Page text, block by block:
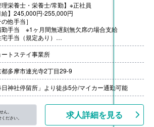
理栄養士・栄養士/常勤】※正社員
給】245,000円-255,000円
の他手当］
勤手当 ※1ヶ月間無遅刻無欠席の場合支給
宅手当（規定あり）
格手当
末年始手当 380円/時（12/30 0時-1/3 24時）
勤手当】あり（社内規定あり）
与】年2回（6月・12月）
給】年1回（4月）
別報酬（年1回）】厨房職:平均330,000円（2025年6
給実績）
、雇用形態、在籍期間、会社の業績等によって支
異なる。
金】あり
ートステイ事業所
都多摩市連光寺2丁目29-9
日神社停留所」より徒歩5分/マイカー通勤可能
ん。
ださい。
求人詳細を見る